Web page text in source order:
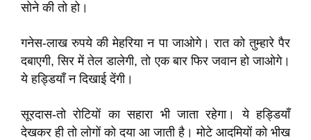
सोने की तो हो।
गनेस-लाख रुपये की मेहरिया न पा जाओगे। रात को तुम्हारे पैर
दबाएगी, सिर में तेल डालेगी, तो एक बार फिर जवान हो जाओगे।
ये हड्डियाँ न दिखाई देंगी।
सूरदास-तो रोटियों का सहारा भी जाता रहेगा। ये हड्डियाँ
देखकर ही तो लोगों को दया आ जाती है। मोटे आदमियों को भीख